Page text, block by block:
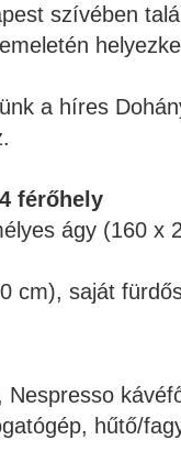
szívében
a híres
férőhely
ágy (160 x
cm), saját
Nespresso
hűtő/